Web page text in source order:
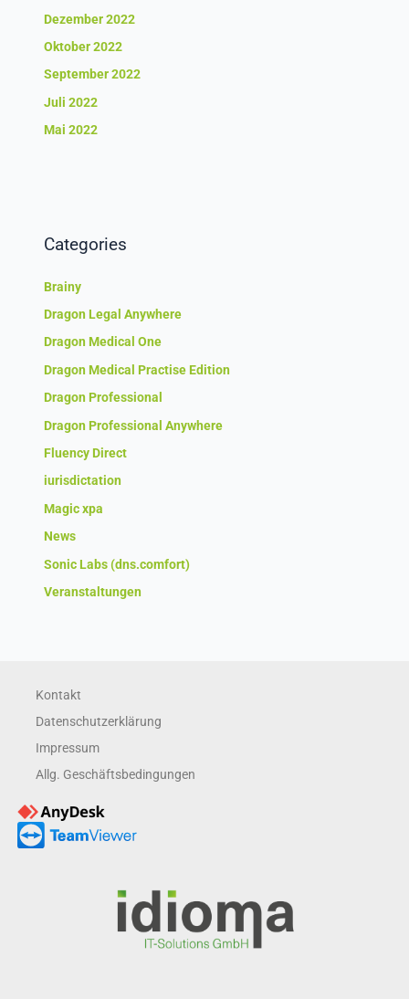
Dezember 2022
Oktober 2022
September 2022
Juli 2022
Mai 2022
Categories
Brainy
Dragon Legal Anywhere
Dragon Medical One
Dragon Medical Practise Edition
Dragon Professional
Dragon Professional Anywhere
Fluency Direct
iurisdictation
Magic xpa
News
Sonic Labs (dns.comfort)
Veranstaltungen
Kontakt
Datenschutzerklärung
Impressum
Allg. Geschäftsbedingungen